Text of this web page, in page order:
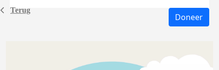
Terug
Doneer